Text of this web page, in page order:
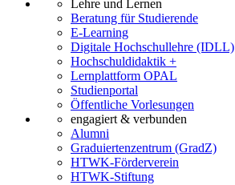
Lehre und Lernen
Beratung für Studierende
E-Learning
Digitale Hochschullehre (IDLL)
Hochschuldidaktik +
Lernplattform OPAL
Studienportal
Öffentliche Vorlesungen
engagiert & verbunden
Alumni
Graduiertenzentrum (GradZ)
HTWK-Förderverein
HTWK-Stiftung